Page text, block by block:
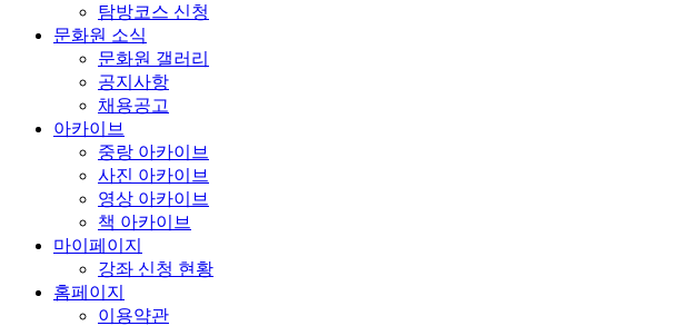
탐방코스 신청
문화원 소식
문화원 갤러리
공지사항
채용공고
아카이브
중랑 아카이브
사진 아카이브
영상 아카이브
책 아카이브
마이페이지
강좌 신청 현황
홈페이지
이용약관